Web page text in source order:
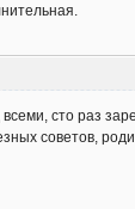
сто раз
советов,